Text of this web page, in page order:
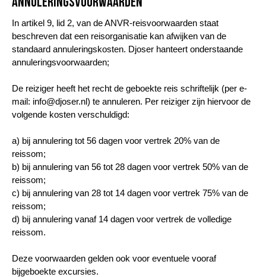
In artikel 9, lid 2, van de ANVR-reisvoorwaarden staat
beschreven dat een reisorganisatie kan afwijken van de
standaard annuleringskosten. Djoser hanteert onderstaande
annuleringsvoorwaarden;
De reiziger heeft het recht de geboekte reis schriftelijk (per e-
mail: info@djoser.nl) te annuleren. Per reiziger zijn hiervoor de
volgende kosten verschuldigd:
a) bij annulering tot 56 dagen voor vertrek 20% van de
reissom;
b) bij annulering van 56 tot 28 dagen voor vertrek 50% van de
reissom;
c) bij annulering van 28 tot 14 dagen voor vertrek 75% van de
reissom;
d) bij annulering vanaf 14 dagen voor vertrek de volledige
reissom.
Deze voorwaarden gelden ook voor eventuele vooraf
bijgeboekte excursies.